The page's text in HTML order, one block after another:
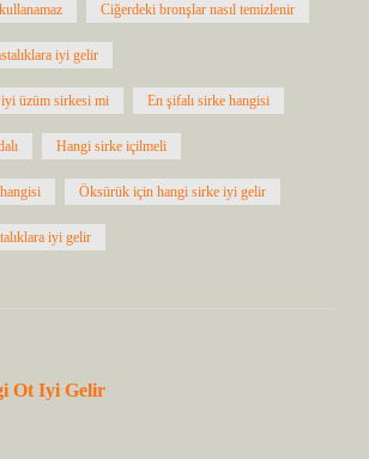
Ciğerdeki bronşlar nasıl temizlenir
iyi gelir
üzüm sirkesi mi En şifalı sirke hangisi
Hangi sirke içilmeli
Öksürük için hangi sirke iyi gelir
iyi gelir
Ot Iyi Gelir